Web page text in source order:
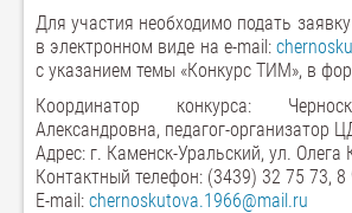
Для участия необходимо подать
в электронном виде на e-mail:
с указанием темы «Конкурс ТИМ», в
Координатор конкурса:
Александровна, педагог-организатор
Адрес: г. Каменск-Уральский, ул. Олега
Контактный телефон: (3439) 32 75 73,
E-mail: chernoskutova.1966@mail.ru